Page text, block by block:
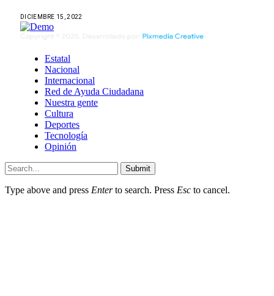
DICIEMBRE 15, 2022
Estatal
Nacional
Internacional
Red de Ayuda Ciudadana
Nuestra gente
Cultura
Deportes
Tecnología
Opinión
Submit
Type above and press Enterto search. Press Esc to cancel.